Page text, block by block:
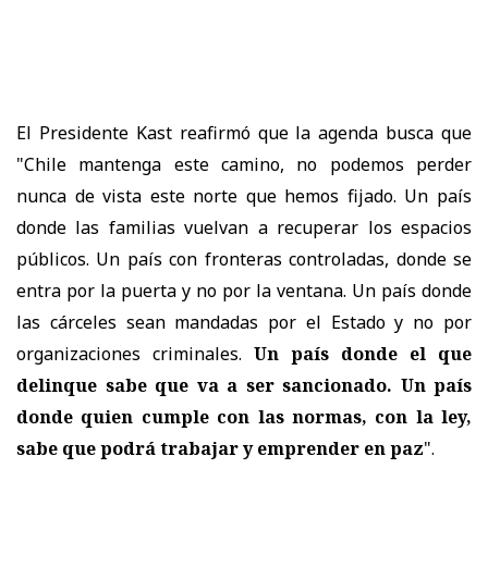
El Presidente Kast reafirmó que la agenda busca que
"Chile mantenga este camino, no podemos perder
nunca de vista este norte que hemos fijado. Un país
donde las familias vuelvan a recuperar los espacios
públicos. Un país con fronteras controladas, donde se
entra por la puerta y no por la ventana. Un país donde
las cárceles sean mandadas por el Estado y no por
organizaciones criminales. Un país donde el que
delinque sabe que va a ser sancionado. Un país
donde quien cumple con las normas, con la ley,
sabe que podrá trabajar y emprender en paz".